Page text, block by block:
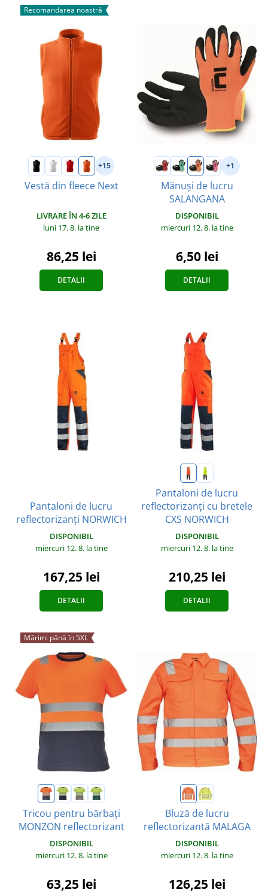
Recomandarea noastră
+15
Vestă din fleece Next
LIVRARE ÎN 4-6 ZILE
luni 17. 8. la tine
86,25 lei
DETALII
+1
Mănuși de lucru
SALANGANA
DISPONIBIL
miercuri 12. 8. la tine
6,50 lei
DETALII
Pantaloni de lucru
reflectorizanți NORWICH
DISPONIBIL
miercuri 12. 8. la tine
167,25 lei
DETALII
Pantaloni de lucru
reflectorizanți cu bretele
CXS NORWICH
DISPONIBIL
miercuri 12. 8. la tine
210,25 lei
DETALII
Mărimi până în 5XL
Tricou pentru bărbați
MONZON reflectorizant
DISPONIBIL
miercuri 12. 8. la tine
63,25 lei
Bluză de lucru
reflectorizantă MALAGA
DISPONIBIL
miercuri 12. 8. la tine
126,25 lei